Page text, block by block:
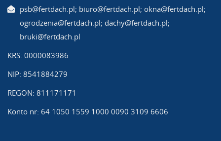
psb@fertdach.pl; biuro@fertdach.pl; okna@fertdach.pl;
ogrodzenia@fertdach.pl; dachy@fertdach.pl;
bruki@fertdach.pl
KRS: 0000083986
NIP: 8541884279
REGON: 811171171
Konto nr: 64 1050 1559 1000 0090 3109 6606